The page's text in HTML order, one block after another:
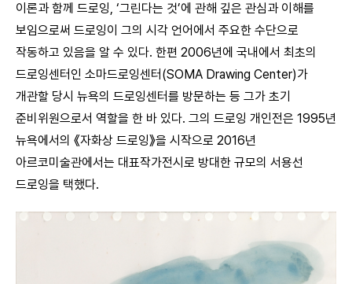
이론과 함께 드로잉, ‘그린다는 것’에 관해 깊은 관심과 이해를
보임으로써 드로잉이 그의 시각 언어에서 주요한 수단으로
작동하고 있음을 알 수 있다. 한편 2006년에 국내에서 최초의
드로잉센터인 소마드로잉센터(SOMA Drawing Center)가
개관할 당시 뉴욕의 드로잉센터를 방문하는 등 그가 초기
준비위원으로서 역할을 한 바 있다. 그의 드로잉 개인전은 1995년
뉴욕에서의 《자화상 드로잉》을 시작으로 2016년
아르코미술관에서는 대표작가전시로 방대한 규모의 서용선
드로잉을 택했다.